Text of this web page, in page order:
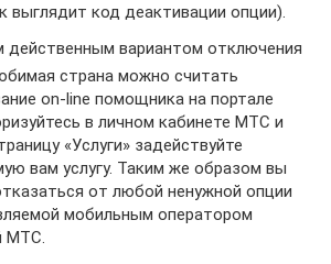
выглядит код деактивации опции).
действенным вариантом отключения
страна можно считать
on-line помощника на портале
в личном кабинете МТС и
«Услуги» задействуйте
вам услугу. Таким же образом вы
от любой ненужной опции
мобильным оператором
МТС.